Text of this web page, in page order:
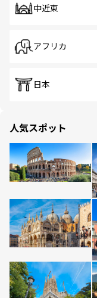
中近東
アフリカ
日本
人気スポット